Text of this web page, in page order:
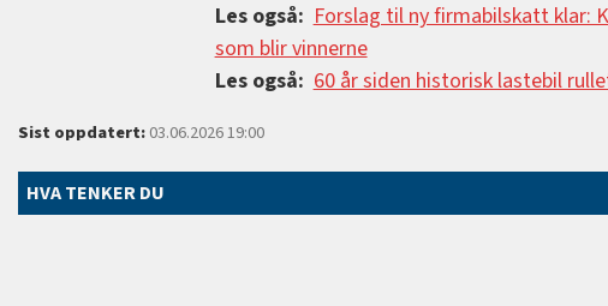
Les også: Forslag til ny firmabilskatt klar:
som blir vinnerne
Les også: 60 år siden historisk lastebil
Sist oppdatert:03.06.2026 19:00
HVA TENKER DU